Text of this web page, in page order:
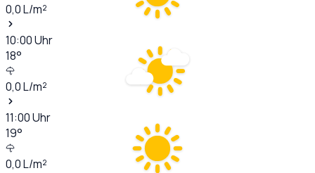
0,0L/m²
10:00Uhr
18°
0,0L/m²
11:00Uhr
19°
0,0L/m²